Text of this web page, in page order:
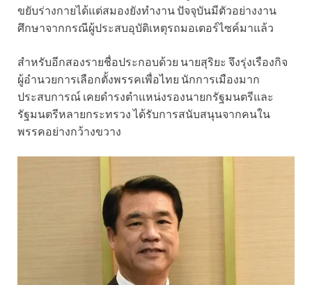
ขยับร่างกายได้แต่สมองยังทำงาน ปัจจุบันมีตัวอย่างงาน
ศึกษาจากกรณีผู้ประสบอุบัติเหตุรถมอเตอร์ไซค์มาแล้ว
สำหรับอีกสองรายชื่อประกอบด้วย นายสุริยะ จึงรุ่งเรืองกิจ
ผู้อำนวยการเลือกตั้งพรรคเพื่อไทย นักการเมืองมาก
ประสบการณ์ เคยดำรงตำแหน่งรองนายกรัฐมนตรีและ
รัฐมนตรีหลายกระทรวง ได้รับการสนับสนุนจากคนใน
พรรคอย่างกว้างขวาง